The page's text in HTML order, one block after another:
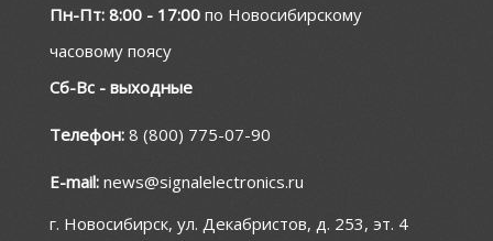
Пн-Пт: 8:00 - 17:00 по Новосибирскому
часовому поясу
Сб-Вс - выходные
Телефон: 8 (800) 775-07-90
E-mail: news@signalelectronics.ru
г. Новосибирск, ул. Декабристов, д. 253, эт. 4